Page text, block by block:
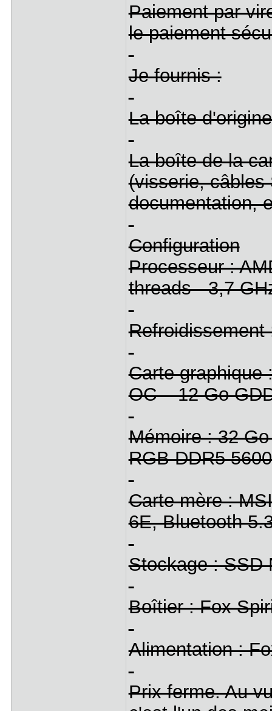
Paiement par
le paiement
Je fournis :
La boîte
La boîte de la
(visserie, câbles
documentation,
Configuration
Processeur :
threads - 3,7
Refroidissement
Carte graphique
OC – 12 Go
Mémoire : 32
RGB DDR5
Carte mère :
6E, Bluetooth
Stockage : SSD
Boîtier : Fox
Alimentation :
Prix ferme. Au